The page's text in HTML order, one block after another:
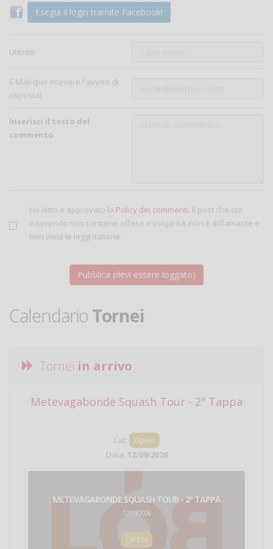
Esegui il login tramite Facebook!
Utente:
E-Mail (per ricevere l'avviso di
risposta)
Inserisci il testo del
commento
Ho letto e approvato la Policy dei commenti. Il post che sto
inserendo non contiene offese e volgarità, non è diffamante e
non viola le leggi italiane.
Calendario Tornei
Tornei in arrivo
Metevagabonde Squash Tour - 2ª Tappa
Cat:
Open
Data: 12/09/2026
METEVAGABONDE SQUASH TOUR - 2ª TAPPA
12/09/2026
OPEN